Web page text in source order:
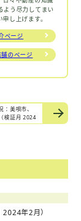
よう尽力してまい
し上げます。
ページ
のページ
：美唄市、
検証月 2024
年2月）